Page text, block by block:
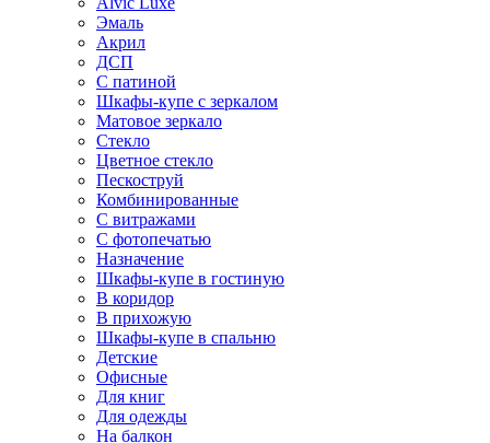
Эмаль
Акрил
ДСП
С патиной
Шкафы-купе с зеркалом
Матовое зеркало
Стекло
Цветное стекло
Пескоструй
Комбинированные
С витражами
С фотопечатью
Назначение
Шкафы-купе в гостиную
В коридор
В прихожую
Шкафы-купе в спальню
Детские
Офисные
Для книг
Для одежды
На балкон